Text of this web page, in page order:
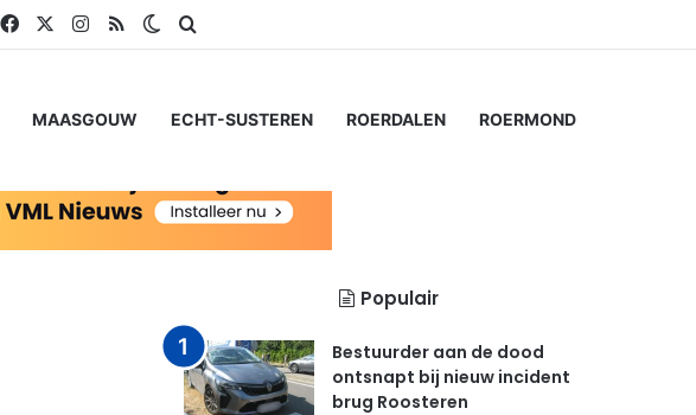
FacebookInstagram
RSS Switch skin
MAASGOUW ECHT-SUSTEREN ROERDALEN ROERMOND
Populair
Bestuurder aan de dood
ontsnapt bij nieuw incident
brug Roosteren